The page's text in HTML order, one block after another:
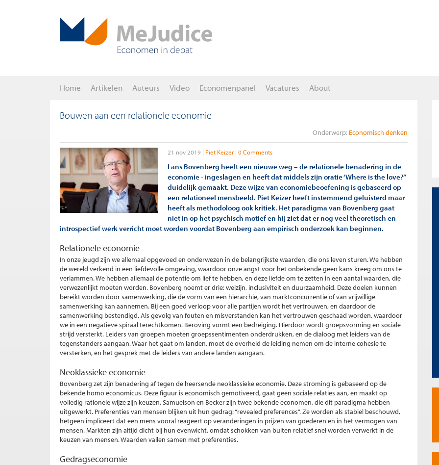
Home Artikelen Auteurs Video Economenpanel Vacatures About
Bouwen aan een relationele economie
Onderwerp: Economisch denken
21 nov 2019 Piet Keizer 0 Comments
Lans Bovenberg heeft een nieuwe weg – de relationele benadering in de
economie - ingeslagen en heeft dat middels zijn oratie ‘Where is the love?”
duidelijk gemaakt. Deze wijze van economiebeoefening is gebaseerd op
een relationeel mensbeeld. Piet Keizer heeft instemmend geluisterd maar
heeft als methodoloog ook kritiek. Het paradigma van Bovenberg gaat
niet in op het psychisch motief en hij ziet dat er nog veel theoretisch en
introspectief werk verricht moet worden voordat Bovenberg aan empirisch onderzoek kan beginnen.
Relationele economie
In onze jeugd zijn we allemaal opgevoed en onderwezen in de belangrijkste waarden, die ons leven sturen. We hebben
de wereld verkend in een liefdevolle omgeving, waardoor onze angst voor het onbekende geen kans kreeg om ons te
verlammen. We hebben allemaal de potentie om lief te hebben, en deze liefde om te zetten in een aantal waarden, die
verwezenlijkt moeten worden. Bovenberg noemt er drie: welzijn, inclusiviteit en duurzaamheid. Deze doelen kunnen
bereikt worden door samenwerking, die de vorm van een hiërarchie, van marktconcurrentie of van vrijwillige
samenwerking kan aannemen. Bij een goed verloop voor alle partijen wordt het vertrouwen, en daardoor de
samenwerking bestendigd. Als gevolg van fouten en misverstanden kan het vertrouwen geschaad worden, waardoor
we in een negatieve spiraal terechtkomen. Beroving vormt een bedreiging. Hierdoor wordt groepsvorming en sociale
strijd versterkt. Leiders van groepen moeten groepssentimenten onderdrukken, en de dialoog met leiders van de
tegenstanders aangaan. Waar het gaat om landen, moet de overheid de leiding nemen om de interne cohesie te
versterken, en het gesprek met de leiders van andere landen aangaan.
Neoklassieke economie
Bovenberg zet zijn benadering af tegen de heersende neoklassieke economie. Deze stroming is gebaseerd op de
bekende homo economicus. Deze figuur is economisch gemotiveerd, gaat geen sociale relaties aan, en maakt op
volledig rationele wijze zijn keuzen. Samuelson en Becker zijn twee bekende economen, die dit paradigma hebben
uitgewerkt. Preferenties van mensen blijken uit hun gedrag: “revealed preferences”. Ze worden als stabiel beschouwd,
hetgeen impliceert dat een mens vooral reageert op veranderingen in prijzen van goederen en in het vermogen van
mensen. Markten zijn altijd dicht bij hun evenwicht, omdat schokken van buiten relatief snel worden verwerkt in de
keuzen van mensen. Waarden vallen samen met preferenties.
Gedragseconomie